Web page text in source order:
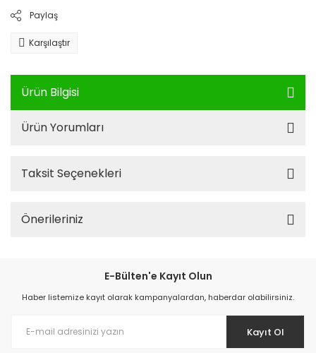
Paylaş
Karşılaştır
Ürün Bilgisi
Ürün Yorumları
Taksit Seçenekleri
Önerileriniz
E-Bülten'e Kayıt Olun
Haber listemize kayıt olarak kampanyalardan, haberdar olabilirsiniz.
Kayıt Ol